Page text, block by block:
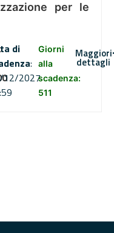
per le
di
:
12/2027
Giorni
alla
scadenza:
511
Maggiori
dettagli